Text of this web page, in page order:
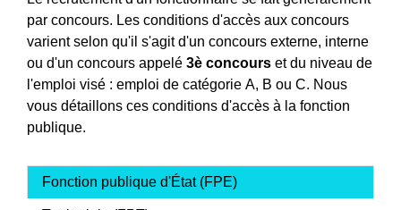
par concours. Les conditions d'accès aux concours
varient selon qu'il s'agit d'un concours externe, interne
ou d'un concours appelé 3è concours et du niveau de
l'emploi visé : emploi de catégorie A, B ou C. Nous
vous détaillons ces conditions d'accès à la fonction
publique.
Fonction publique d'État (FPE)